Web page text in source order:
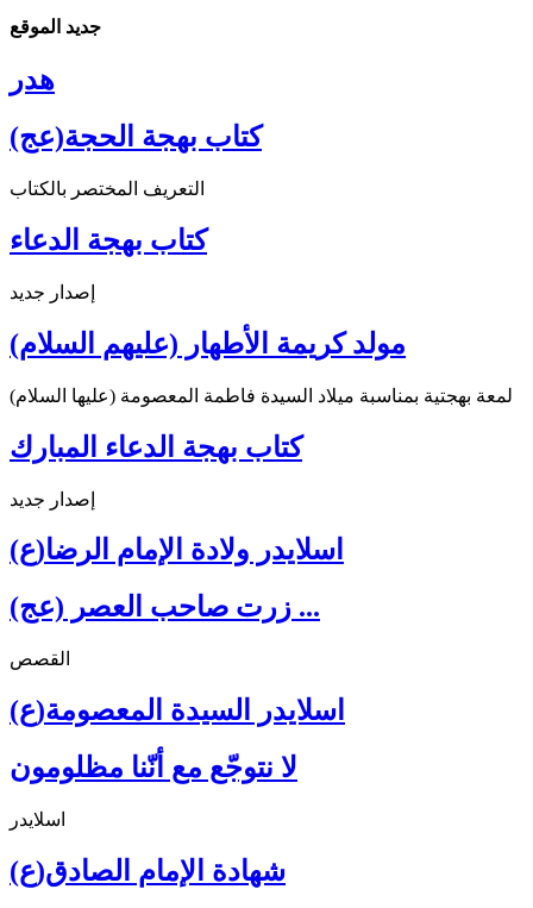
جديد الموقع
هدر
كتاب بهجة الحجة(عج)
التعريف المختصر بالكتاب
كتاب بهجة الدعاء
إصدار جديد
مولد كريمة الأطهار (عليهم السلام)
لمعة بهجتية بمناسبة ميلاد السيدة فاطمة المعصومة (عليها السلام)
كتاب بهجة الدعاء المبارك
إصدار جديد
اسلايدر ولادة الإمام الرضا(ع)
زرت صاحب العصر (عج) ...
القصص
اسلايدر السيدة المعصومة(ع)
لا نتوجّع مع أنّنا مظلومون
اسلايدر
شهادة الإمام الصادق(ع)